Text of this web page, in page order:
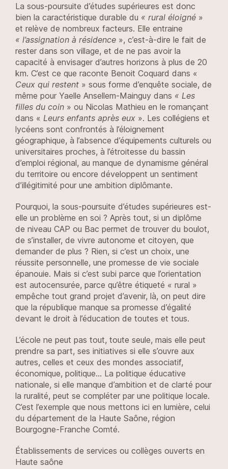
La sous-poursuite d’études supérieures est donc
bien la caractéristique durable du « rural éloigné »
et relève de nombreux facteurs. Elle entraine
« l’assignation à résidence », c’est-à-dire le fait de
rester dans son village, et de ne pas avoir la
capacité à envisager d’autres horizons à plus de 20
km. C’est ce que raconte Benoit Coquard dans «
Ceux qui restent » sous forme d’enquête sociale, de
même pour Yaelle Ansellem-Mainguy dans « Les
filles du coin » ou Nicolas Mathieu en le romançant
dans « Leurs enfants après eux ». Les collégiens et
lycéens sont confrontés à l’éloignement
géographique, à l’absence d’équipements culturels ou
universitaires proches, à l’étroitesse du bassin
d’emploi régional, au manque de dynamisme général
du territoire ou encore développent un sentiment
d’illégitimité pour une ambition diplômante.
Pourquoi, la sous-poursuite d’études supérieures est-
elle un problème en soi ? Après tout, si un diplôme
de niveau CAP ou Bac permet de trouver du boulot,
de s’installer, de vivre autonome et citoyen, que
demander de plus ? Rien, si c’est un choix, une
réussite personnelle, une promesse de vie sociale
épanouie. Mais si c’est subi parce que l’orientation
est autocensurée, parce qu’être étiqueté « rural »
empêche tout grand projet d’avenir, là, on peut dire
que la république manque sa promesse d’égalité
devant le droit à l’éducation de toutes et tous.
L’école ne peut pas tout, toute seule, mais elle peut
prendre sa part, ses initiatives si elle s’ouvre aux
autres, celles et ceux des mondes associatif,
économique, politique… La politique éducative
nationale, si elle manque d’ambition et de clarté pour
la ruralité, peut se compléter par une politique locale.
C’est l’exemple que nous mettons ici en lumière, celui
du département de la Haute Saône, région
Bourgogne-Franche Comté.
Établissements de services ou collèges ouverts en
Haute saône